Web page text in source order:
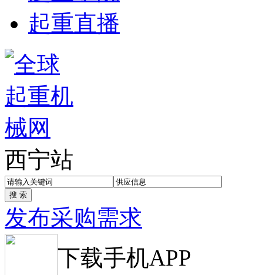
起重直播
西宁站
发布采购需求
下载手机APP